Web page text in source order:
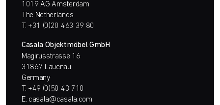
1019 AG Amsterdam
The Netherlands
T. +31 (0)20 463 39 80
Casala Objektmöbel GmbH
Magirusstrasse 16
31867 Lauenau
Germany
T. +49 (0)50 43 710
E. casala@casala.com